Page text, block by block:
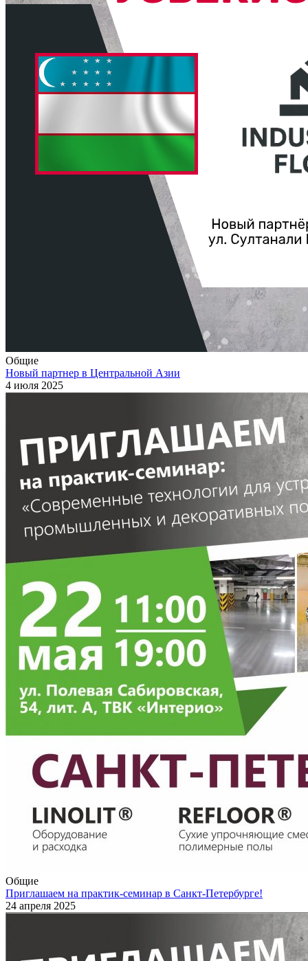
Общие
Новый партнер в Центральной Азии
4 июля 2025
Общие
Приглашаем на практик-семинар в Санкт-Петербурге!
24 апреля 2025